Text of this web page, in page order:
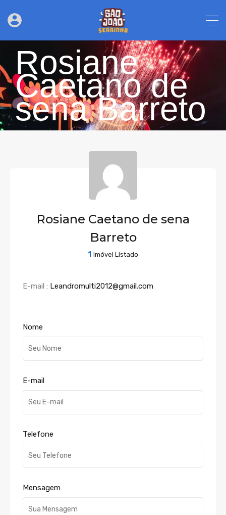
Rosiane
Caetano de
sena Barreto
Rosiane Caetano de sena
Barreto
1 Imóvel Listado
E-mail : Leandromulti2012@gmail.com
Nome
E-mail
Telefone
Mensagem